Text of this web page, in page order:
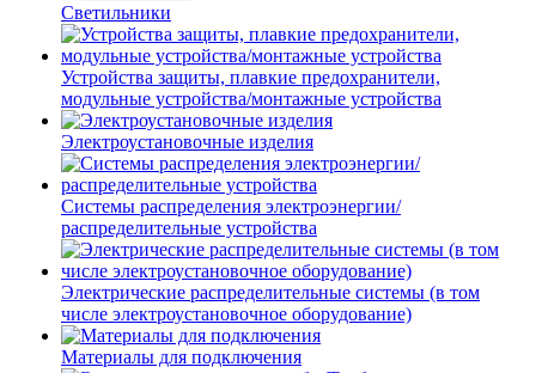
Светильники
Устройства защиты, плавкие предохранители,
модульные устройства/монтажные устройства
Электроустановочные изделия
Системы распределения электроэнергии/
распределительные устройства
Электрические распределительные системы (в том
числе электроустановочное оборудование)
Материалы для подключения